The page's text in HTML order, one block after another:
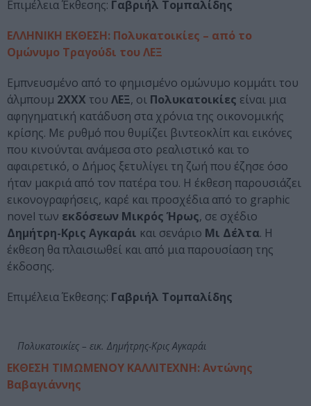
Επιμέλεια Έκθεσης: Γαβριήλ Τομπαλίδης
ΕΛΛΗΝΙΚΗ ΕΚΘΕΣΗ: Πολυκατοικίες – από το
Ομώνυμο Τραγούδι του ΛΕΞ
Εμπνευσμένο από το φημισμένο ομώνυμο κομμάτι του
άλμπουμ 2ΧΧΧ του ΛΕΞ, οι Πολυκατοικίες είναι μια
αφηγηματική κατάδυση στα χρόνια της οικονομικής
κρίσης. Με ρυθμό που θυμίζει βιντεοκλίπ και εικόνες
που κινούνται ανάμεσα στο ρεαλιστικό και το
αφαιρετικό, ο Δήμος ξετυλίγει τη ζωή που έζησε όσο
ήταν μακριά από τον πατέρα του. Η έκθεση παρουσιάζει
εικονογραφήσεις, καρέ και προσχέδια από το graphic
novel των εκδόσεων Μικρός Ήρως, σε σχέδιο
Δημήτρη-Κρις Αγκαράι και σενάριο Μι Δέλτα. Η
έκθεση θα πλαισιωθεί και από μια παρουσίαση της
έκδοσης.
Επιμέλεια Έκθεσης: Γαβριήλ Τομπαλίδης
Πολυκατοικίες – εικ. Δημήτρης-Κρις Αγκαράι
ΕΚΘΕΣΗ ΤΙΜΩΜΕΝΟΥ ΚΑΛΛΙΤΕΧΝΗ: Αντώνης
Βαβαγιάννης